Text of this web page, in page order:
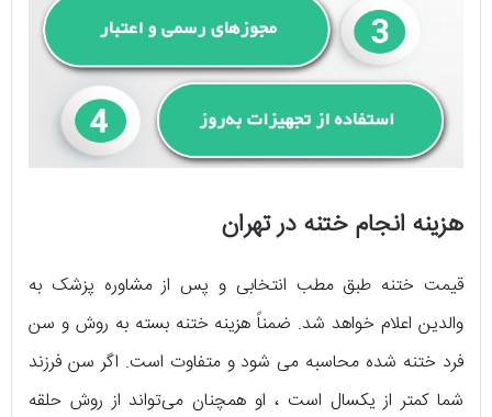
هزینه انجام ختنه در تهران
قیمت ختنه طبق مطب انتخابی و پس از مشاوره پزشک به
والدین اعلام خواهد شد. ضمناً هزینه ختنه بسته به روش و سن
فرد ختنه شده محاسبه می شود و متفاوت است. اگر سن فرزند
شما کمتر از یکسال است ، او همچنان می‌تواند از روش حلقه